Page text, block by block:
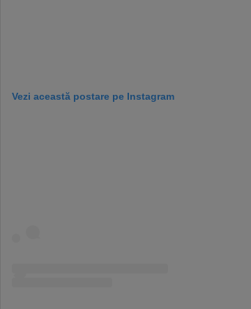
Vezi această postare pe Instagram